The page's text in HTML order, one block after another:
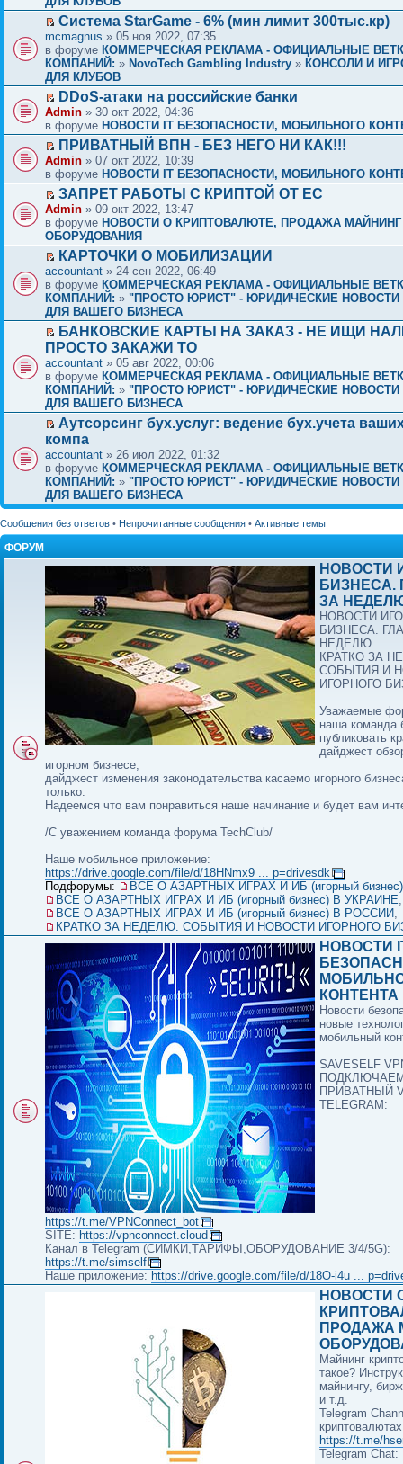
Система StarGame - 6% (мин лимит 300тыс.кр)
mcmagnus » 05 ноя 2022, 07:35
в форуме КОММЕРЧЕСКАЯ РЕКЛАМА - ОФИЦИАЛЬНЫЕ
КОМПАНИЙ: » NovoTech Gambling Industry » КОНСОЛИ И
ДЛЯ КЛУБОВ
DDoS-атаки на российские банки
Admin » 30 окт 2022, 04:36
в форуме НОВОСТИ IT БЕЗОПАСНОСТИ, МОБИЛЬНОГО
ПРИВАТНЫЙ ВПН - БЕЗ НЕГО НИ КАК!!!
Admin » 07 окт 2022, 10:39
в форуме НОВОСТИ IT БЕЗОПАСНОСТИ, МОБИЛЬНОГО
ЗАПРЕТ РАБОТЫ С КРИПТОЙ ОТ ЕС
Admin » 09 окт 2022, 13:47
в форуме НОВОСТИ О КРИПТОВАЛЮТЕ, ПРОДАЖА МАЙНИНГ
ОБОРУДОВАНИЯ
КАРТОЧКИ О МОБИЛИЗАЦИИ
accountant » 24 сен 2022, 06:49
в форуме КОММЕРЧЕСКАЯ РЕКЛАМА - ОФИЦИАЛЬНЫЕ
КОМПАНИЙ: » "ПРОСТО ЮРИСТ" - ЮРИДИЧЕСКИЕ НОВОСТИ
ДЛЯ ВАШЕГО БИЗНЕСА
БАНКОВСКИЕ КАРТЫ НА ЗАКАЗ - НЕ ИЩИ
ПРОСТО ЗАКАЖИ ТО
accountant » 05 авг 2022, 00:06
в форуме КОММЕРЧЕСКАЯ РЕКЛАМА - ОФИЦИАЛЬНЫЕ
КОМПАНИЙ: » "ПРОСТО ЮРИСТ" - ЮРИДИЧЕСКИЕ НОВОСТИ
ДЛЯ ВАШЕГО БИЗНЕСА
Аутсорсинг бух.услуг: ведение бух.учета
компа
accountant » 26 июл 2022, 01:32
в форуме КОММЕРЧЕСКАЯ РЕКЛАМА - ОФИЦИАЛЬНЫЕ
КОМПАНИЙ: » "ПРОСТО ЮРИСТ" - ЮРИДИЧЕСКИЕ НОВОСТИ
ДЛЯ ВАШЕГО БИЗНЕСА
Сообщения без ответов • Непрочитанные сообщения • Активные темы
ФОРУМ
НОВОСТИ
БИЗНЕСА.
ЗА
НОВОСТИ
БИЗНЕСА.
НЕДЕЛЮ.
КРАТКО ЗА
СОБЫТИЯ И
ИГОРНОГО
Уважаемые
наша команда
публиковать
дайджест
игорном бизнесе,
дайджест изменения законодательства касаемо игорного
только.
Надеемся что вам понравиться наше начинание и будет вам
/С уважением команда форума TechClub/
Наше мобильное приложение:
https://drive.google.com/file/d/18HNmx9 ... p=drivesdk
Подфорумы:
ВСЕ О АЗАРТНЫХ ИГРАХ И ИБ (игорный
ВСЕ О АЗАРТНЫХ ИГРАХ И ИБ (игорный бизнес) В УКРАИНЕ,
ВСЕ О АЗАРТНЫХ ИГРАХ И ИБ (игорный бизнес) В РОССИИ,
КРАТКО ЗА НЕДЕЛЮ. СОБЫТИЯ И НОВОСТИ ИГОРНОГО
НОВОСТИ
КОНТЕНТА
Новости
новые
мобильный
SAVESELF
ПРИВАТНЫЙ
TELEGRAM:
https://t.me/VPNConnect_bot
SITE: https://vpnconnect.cloud
Канал в Telegram (СИМКИ,ТАРИФЫ,ОБОРУДОВАНИЕ 3/4/5G):
https://t.me/simself
Наше приложение: https://drive.google.com/file/d/18O-i4u ...
НОВОСТИ
ПРОДАЖА
Майнинг
такое?
майнингу,
и т.д.
Telegram
https://t.me/
Telegram Chat: